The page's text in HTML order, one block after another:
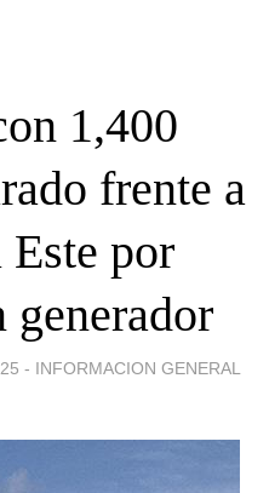
1,400
frente a
Este por
generador
- INFORMACION GENERAL